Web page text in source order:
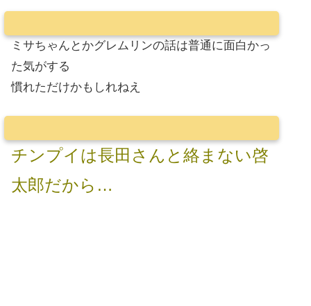
ミサちゃんとかグレムリンの話は普通に面白かっ
た気がする
慣れただけかもしれねえ
チンプイは長田さんと絡まない啓
太郎だから…